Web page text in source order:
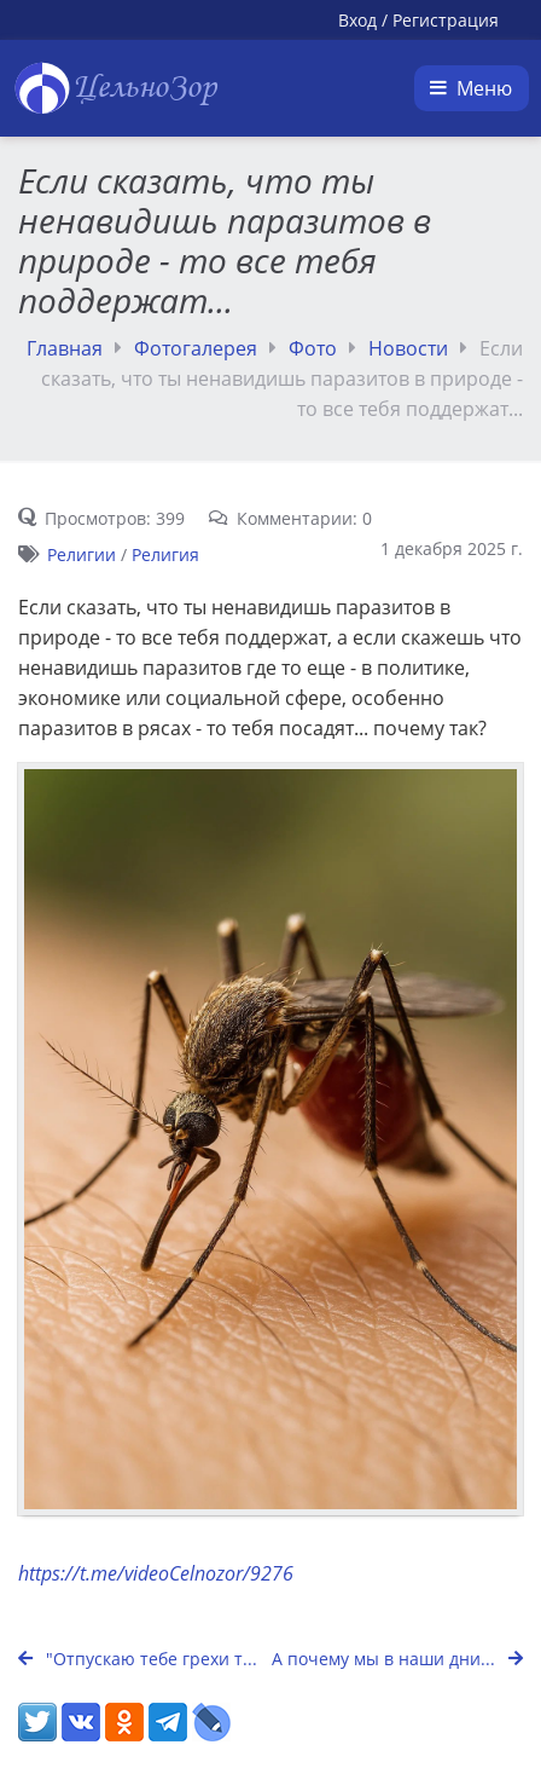
Вход / Регистрация
ЦельноЗор Меню
Если сказать, что ты
ненавидишь паразитов в
природе - то все тебя
поддержат...
Главная Фотогалерея Фото Новости
Если
сказать, что ты ненавидишь паразитов в природе -
то все тебя поддержат...
Просмотров: 399
Комментарии: 0
1 декабря 2025 г.
Религии / Религия
Если сказать, что ты ненавидишь паразитов в
природе - то все тебя поддержат, а если скажешь что
ненавидишь паразитов где то еще - в политике,
экономике или социальной сфере, особенно
паразитов в рясах - то тебя посадят... почему так?
https://t.me/videoCelnozor/9276
"Отпускаю тебе грехи т... А почему мы в наши дни...